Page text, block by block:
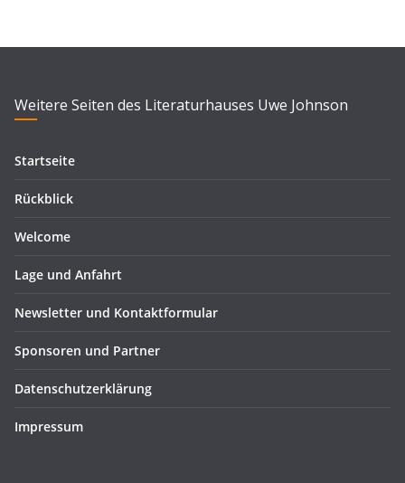
Weitere Seiten des Literaturhauses Uwe Johnson
Startseite
Rückblick
Welcome
Lage und Anfahrt
Newsletter und Kontaktformular
Sponsoren und Partner
Datenschutzerklärung
Impressum